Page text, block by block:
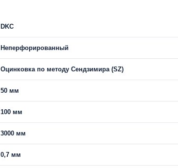
DKC
Неперфорированный
Оцинковка по методу Сендзимира (SZ)
50 мм
100 мм
3000 мм
0,7 мм